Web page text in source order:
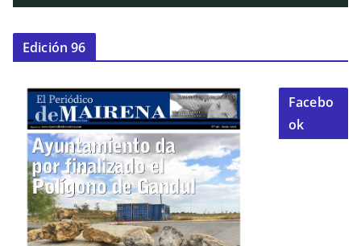
Edición 96
Facebo
ok